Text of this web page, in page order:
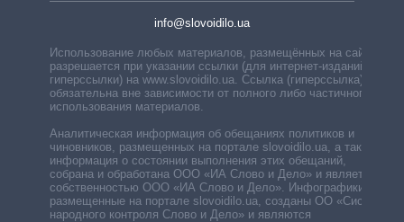
info@slovoidilo.ua
Использование любых материалов, размещённых на сайте,
разрешается при указании ссылки (для интернет-изданий —
гиперссылки) на www.slovoidilo.ua. Ссылка (гиперссылка)
обязательна вне зависимости от полного либо частичного
использования материалов.
Аналитическая информация об обещаниях политиков и
чиновников, размещенных на портале slovoidilo.ua, а также
информация о состоянии выполнения этих обещаний,
собрана и обработана ООО «ИА Слово и Дело» и является
собственностью ООО «ИА Слово и Дело». Инфографики,
размещенные на портале slovoidilo.ua, созданы ОО «Система
народного контроля Слово и Дело» и являются